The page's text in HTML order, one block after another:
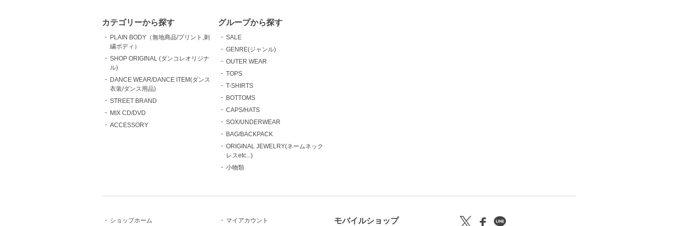
カテゴリーから探す
PLAIN BODY（無地商品/プリント,刺
繍ボディ）
SHOP ORIGINAL (ダンコレオリジナ
ル)
DANCE WEAR/DANCE ITEM(ダンス
衣装/ダンス用品)
STREET BRAND
MIX CD/DVD
ACCESSORY
グループから探す
SALE
GENRE(ジャンル)
OUTER WEAR
TOPS
T-SHIRTS
BOTTOMS
CAPS/HATS
SOX/UNDERWEAR
BAG/BACKPACK
ORIGINAL JEWELRY(ネームネック
レスetc...)
小物類
ショップホーム マイアカウント モバイルショップ